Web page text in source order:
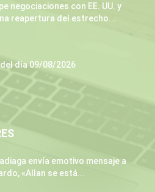
negociaciones con EE. UU. y
reapertura del estrecho...
día 09/08/2026
envía emotivo mensaje a
«Allan se está...